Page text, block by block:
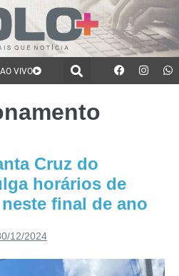
AO VIVO
Cruz do
horários de
final de ano
12/2024